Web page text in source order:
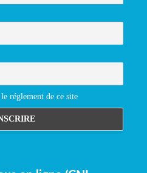
réglement de ce site